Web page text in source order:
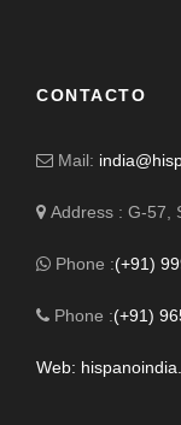
CONTACTO
Mail:
Address : G-57,
Phone :(+91)
Phone :(+91)
Web: